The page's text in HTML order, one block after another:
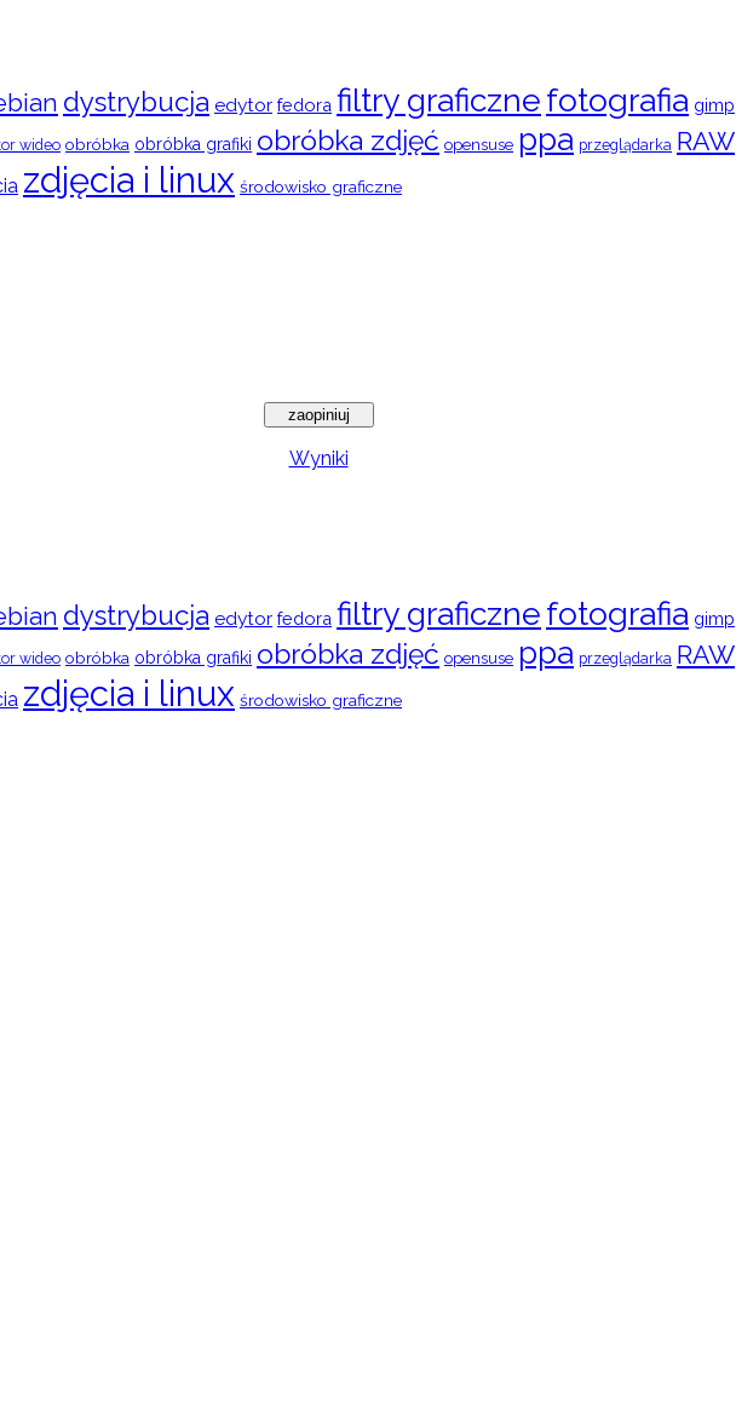
dystrybucja edytor fedora filtry graficznefotografia gimp
wideo obróbka obróbka grafiki obróbka zdjęć opensuse ppa przeglądarka RAW
zdjęcia i linux środowisko graficzne
Wyniki
dystrybucja edytor fedora filtry graficznefotografia gimp
wideo obróbka obróbka grafiki obróbka zdjęć opensuse ppa przeglądarka RAW
zdjęcia i linux środowisko graficzne